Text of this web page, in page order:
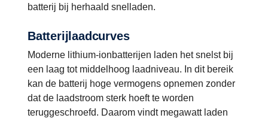
batterij bij herhaald snelladen.
Batterijlaadcurves
Moderne lithium-ionbatterijen laden het snelst bij
een laag tot middelhoog laadniveau. In dit bereik
kan de batterij hoge vermogens opnemen zonder
dat de laadstroom sterk hoeft te worden
teruggeschroefd. Daarom vindt megawatt laden